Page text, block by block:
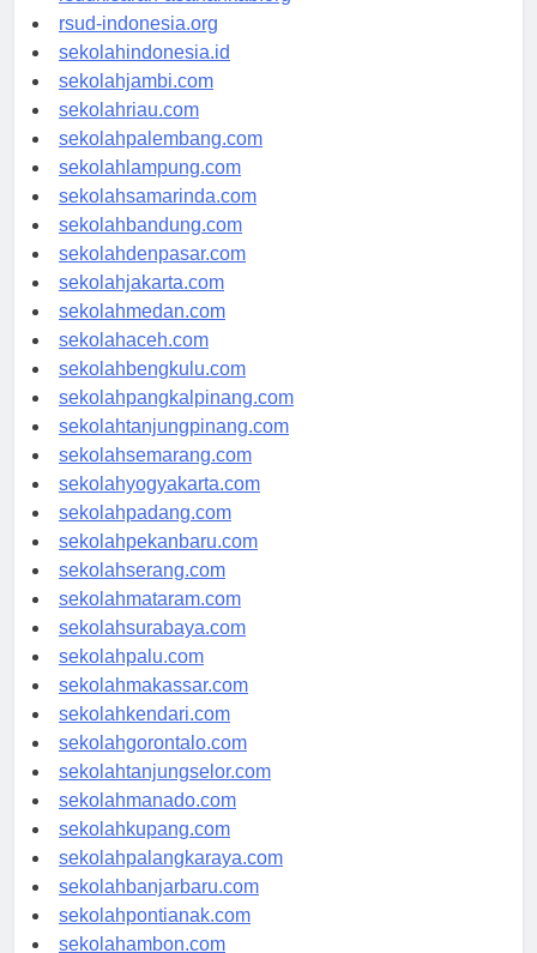
rsudkisaran-asahankab.org
rsud-indonesia.org
sekolahindonesia.id
sekolahjambi.com
sekolahriau.com
sekolahpalembang.com
sekolahlampung.com
sekolahsamarinda.com
sekolahbandung.com
sekolahdenpasar.com
sekolahjakarta.com
sekolahmedan.com
sekolahaceh.com
sekolahbengkulu.com
sekolahpangkalpinang.com
sekolahtanjungpinang.com
sekolahsemarang.com
sekolahyogyakarta.com
sekolahpadang.com
sekolahpekanbaru.com
sekolahserang.com
sekolahmataram.com
sekolahsurabaya.com
sekolahpalu.com
sekolahmakassar.com
sekolahkendari.com
sekolahgorontalo.com
sekolahtanjungselor.com
sekolahmanado.com
sekolahkupang.com
sekolahpalangkaraya.com
sekolahbanjarbaru.com
sekolahpontianak.com